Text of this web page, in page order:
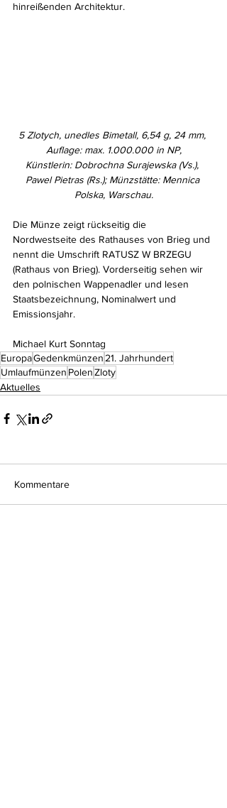
hinreißenden Architektur.
5 Zlotych, unedles Bimetall, 6,54 g, 24 mm,
Auflage: max. 1.000.000 in NP,
Künstlerin: Dobrochna Surajewska (Vs.),
Pawel Pietras (Rs.); Münzstätte: Mennica
Polska, Warschau.
Die Münze zeigt rückseitig die
Nordwestseite des Rathauses von Brieg und
nennt die Umschrift RATUSZ W BRZEGU
(Rathaus von Brieg). Vorderseitig sehen wir
den polnischen Wappenadler und lesen
Staatsbezeichnung, Nominalwert und
Emissionsjahr.
Michael Kurt Sonntag
EuropaGedenkmünzen 21. Jahrhundert
Umlaufmünzen PolenZloty
Aktuelles
Kommentare